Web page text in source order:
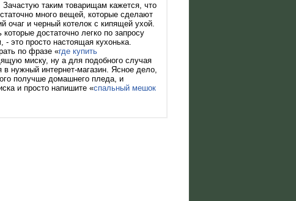
таким товарищам кажется, что
много вещей, которые сделают
и черный котелок с кипящей ухой.
достаточно легко по запросу
это просто настоящая кухонька.
по фразе «где купить
миску, ну а для подобного случая
в нужный интернет-магазин. Ясное дело,
получше домашнего пледа, и
и просто напишите «спальный мешок